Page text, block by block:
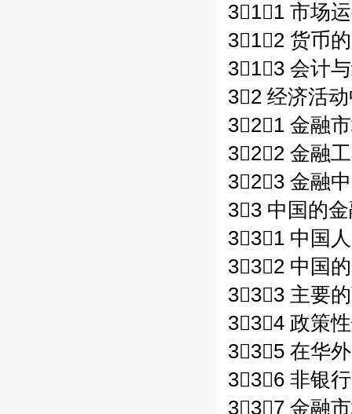
311 市场
312 货币
313 会计
32 经济活
321 金融
322 金融
323 金融
33 中国的
331 中国
332 中国
333 主要
334 政策
335 在华
336 非银
337 金融